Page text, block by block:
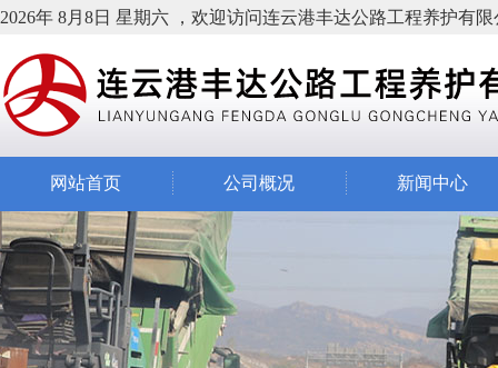
2026年 8月8日 星期六 ，欢迎访问连云港丰达公路工程养护有
网站首页 公司概况 新闻中心